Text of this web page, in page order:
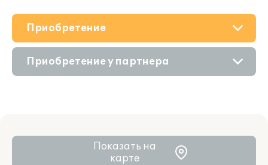
О решении
Приобретение
Приобретение у партнера
Показать на
карте